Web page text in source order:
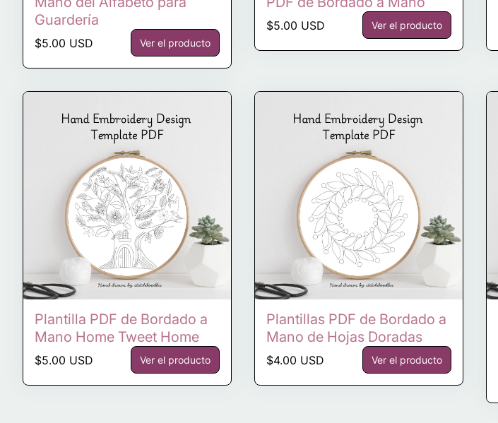
Guardería
Precio normal
$5.00 USD Ver el producto
Precio normal
$5.00 USD Ver el producto
Plantilla PDF de Bordado a
Mano Home Tweet Home
Precio normal
$5.00 USD Ver el producto
Plantillas PDF de Bordado a
Mano de Hojas Doradas
Precio normal
$4.00 USD Ver el producto